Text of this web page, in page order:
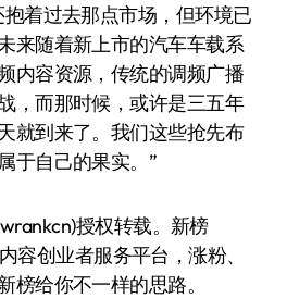
着过去那点市场，但环境已
来随着新上市的汽车车载系
内容资源，传统的调频广播
，而那时候，或许是三五年
就到来了。我们这些抢先布
于自己的果实。”
授权转载。新榜
容创业者服务平台，涨粉、
榜给你不一样的思路。